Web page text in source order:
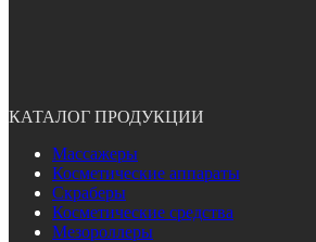
КАТАЛОГ ПРОДУКЦИИ
Массажеры
Косметические аппараты
Скраберы
Косметические средства
Мезороллеры